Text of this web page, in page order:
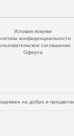
Условия покупки
конфиденциальности
соглашение
Оферта
на добро и